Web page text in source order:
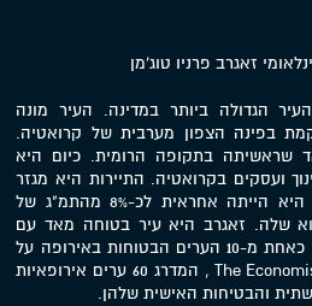
זאגרב פרניו טוג'מן
הגדולה ביותר במדינה. העיר מונה
איש וממוקמת בפינה הצפון מערבית של קרואטיה.
שראשיתה בתקופה הרומית. כיום היא
ועסקים בקרואטיה. התיירות היא מגזר
חשוב בכלכלת זאגרב. ב-2017 היא הייתה אחראית לכ-8% מהתמ"ג של
מ-18% מהיצוא שלה. זאגרב היא עיר בטוחה מאד עם
שיעור פשיעה נמוך. היא דורגה כאחת מ-10 הערים הבטוחות באירופה על
ידי The Economist's Safe Cities Index 2017 , המדרג 60 ערים אירופאיות
והבטיחות האישית שלהן.